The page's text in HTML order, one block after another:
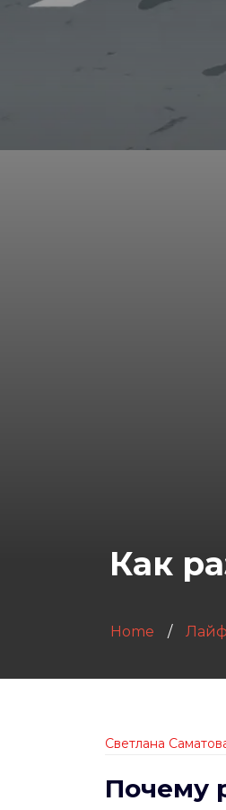
Как
Home
Светлана
Почему